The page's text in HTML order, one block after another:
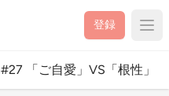
登録
#27 「ご自愛」VS「根性」